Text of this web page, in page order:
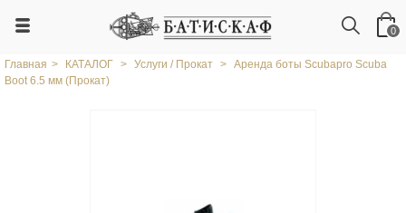
0
Главная > КАТАЛОГ > Услуги / Прокат > Аренда боты Scubapro Scuba
Boot 6.5 мм (Прокат)